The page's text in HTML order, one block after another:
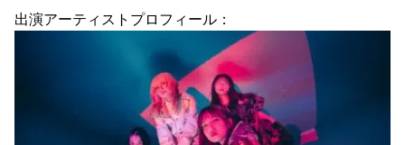
出演アーティストプロフィール：